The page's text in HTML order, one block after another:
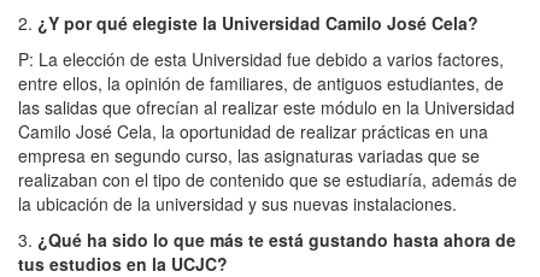
2. ¿Y por qué elegiste la Universidad Camilo José Cela?
P: La elección de esta Universidad fue debido a varios factores,
entre ellos, la opinión de familiares, de antiguos estudiantes, de
las salidas que ofrecían al realizar este módulo en la Universidad
Camilo José Cela, la oportunidad de realizar prácticas en una
empresa en segundo curso, las asignaturas variadas que se
realizaban con el tipo de contenido que se estudiaría, además de
la ubicación de la universidad y sus nuevas instalaciones.
3. ¿Qué ha sido lo que más te está gustando hasta ahora de
tus estudios en la UCJC?